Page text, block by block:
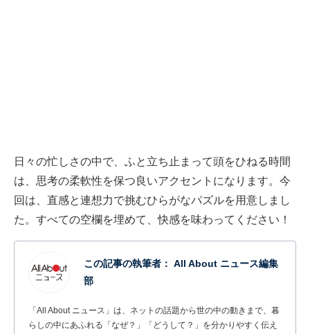
日々の忙しさの中で、ふと立ち止まって頭をひねる時間
は、思考の柔軟性を保つ良いアクセントになります。今
回は、直感と連想力で挑むひらがなパズルを用意しまし
た。すべての空欄を埋めて、快感を味わってください！
この記事の執筆者： All About ニュース編集
部
「All About ニュース」は、ネットの話題から世の中の動きまで、暮
らしの中にあふれる「なぜ？」「どうして？」を分かりやすく伝え